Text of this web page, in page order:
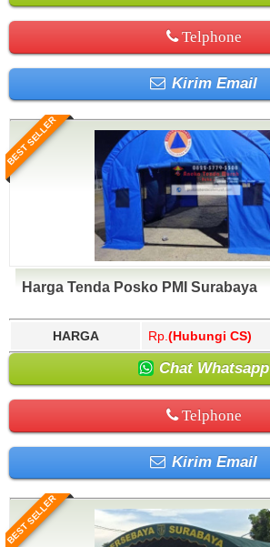
Telphone
Kirim Email
BEST SELLER
Harga Tenda Posko PMI Surabaya
HARGA Rp. (Hubungi CS)
Chat Whatsapp
Telphone
Kirim Email
BEST SELLER